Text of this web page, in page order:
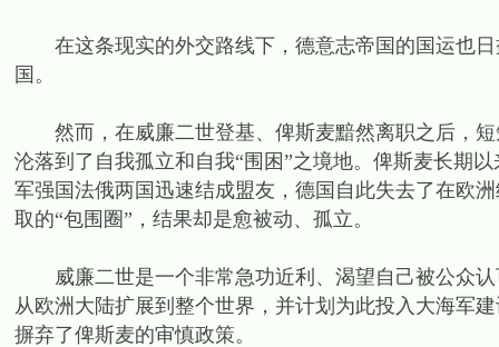
在这条现实的外交路线下，德意志帝国的国运也日
国。
然而，在威廉二世登基、俾斯麦黯然离职之后，短
沦落到了自我孤立和自我“围困”之境地。俾斯麦长期
军强国法俄两国迅速结成盟友，德国自此失去了在欧
取的“包围圈”，结果却是愈被动、孤立。
威廉二世是一个非常急功近利、渴望自己被公众认
从欧洲大陆扩展到整个世界，并计划为此投入大海军
摒弃了俾斯麦的审慎政策。